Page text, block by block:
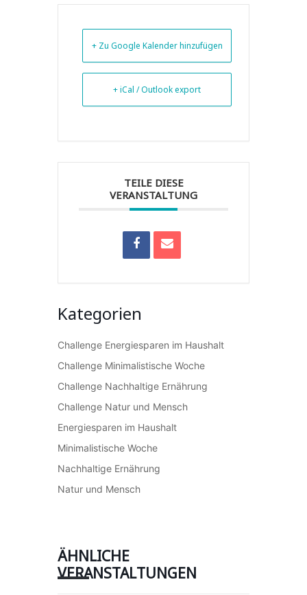
+ Zu Google Kalender hinzufügen
+ iCal / Outlook export
TEILE DIESE
VERANSTALTUNG
Kategorien
Challenge Energiesparen im Haushalt
Challenge Minimalistische Woche
Challenge Nachhaltige Ernährung
Challenge Natur und Mensch
Energiesparen im Haushalt
Minimalistische Woche
Nachhaltige Ernährung
Natur und Mensch
ÄHNLICHE
VERANSTALTUNGEN